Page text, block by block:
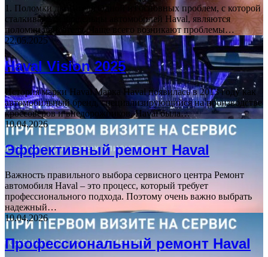
1. Поломки двигателя Одной из основных проблем, с которой
сталкиваются владельцы автомобилей Haval, являются
поломки двигателя. Чаще всего возникают проблемы…
22.05.2025
Haval Vision 2025
История марки Haval Марка Haval появилась в 2013 году как
автомобильный бренд, специализирующийся на производстве
кроссоверов и внедорожников. Haval была…
10.04.2026
Эффективный ремонт Haval
Важность правильного выбора сервисного центра Ремонт
автомобиля Haval – это процесс, который требует
профессионального подхода. Поэтому очень важно выбрать
надежный…
10.04.2026
Профессиональный ремонт Haval